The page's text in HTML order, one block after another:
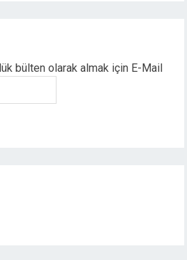
bülten olarak almak için E-Mail